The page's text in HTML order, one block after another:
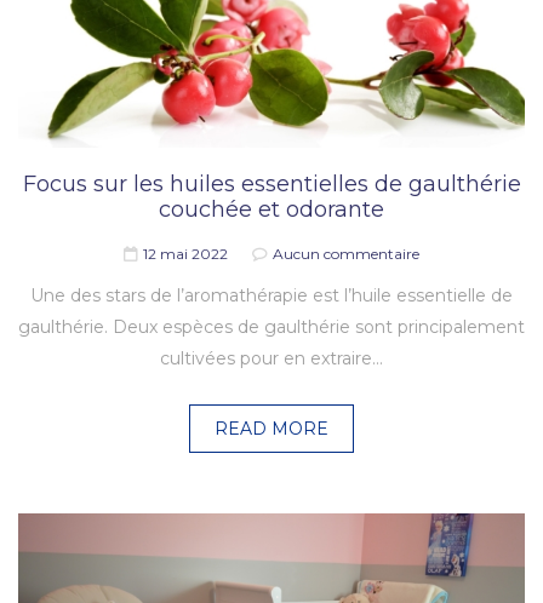
Focus sur les huiles essentielles de gaulthérie
couchée et odorante
12 mai 2022 Aucun commentaire
Une des stars de l’aromathérapie est l’huile essentielle de
gaulthérie. Deux espèces de gaulthérie sont principalement
cultivées pour en extraire…
READ MORE